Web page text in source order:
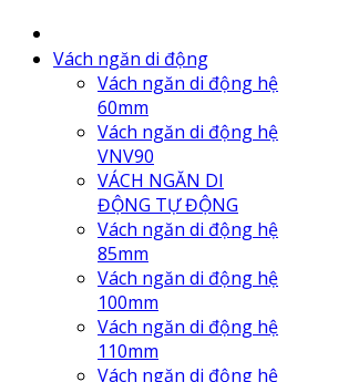
Vách ngăn di động
Vách ngăn di động hệ
60mm
Vách ngăn di động hệ
VNV90
VÁCH NGĂN DI
ĐỘNG TỰ ĐỘNG
Vách ngăn di động hệ
85mm
Vách ngăn di động hệ
100mm
Vách ngăn di động hệ
110mm
Vách ngăn di động hệ